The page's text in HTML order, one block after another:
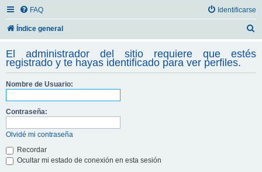
FAQ Identificarse
Índice general
s
c
El administrador del sitio requiere que estés
registrado y te hayas identificado para ver perfiles.
Nombre de Usuario:
Contraseña:
Olvidé mi contraseña
Recordar
Ocultar mi estado de conexión en esta sesión